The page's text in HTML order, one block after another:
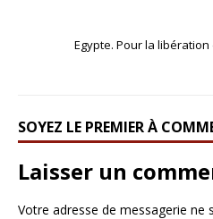
Egypte. Pour la
SOYEZ LE PREMIER À
Laisser un
Votre adresse de messagerie ne